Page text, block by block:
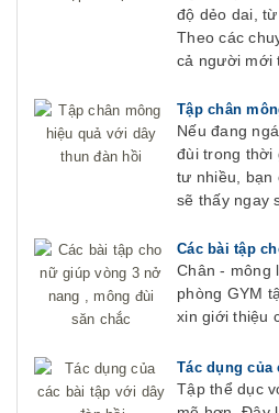
độ dẻo dai,
Theo các
cả người mới
Tập chân
Nếu đang
đùi trong thời
tư nhiều, bạn
sẽ thấy ngay
Các bài tập
Chân - mông
phòng GYM
xin giới thiệu
Tác dụng của
Tập thể dục